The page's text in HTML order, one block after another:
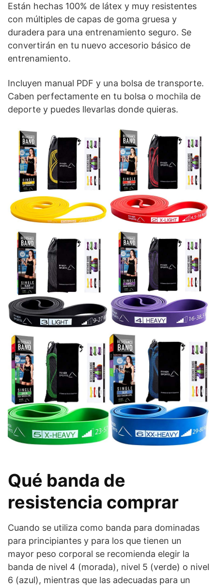
Están hechas 100% de látex y muy resistentes
con múltiples de capas de goma gruesa y
duradera para una entrenamiento seguro. Se
convertirán en tu nuevo accesorio básico de
entrenamiento.
Incluyen manual PDF y una bolsa de transporte.
Caben perfectamente en tu bolsa o mochila de
deporte y puedes llevarlas donde quieras.
Qué banda de
resistencia comprar
Cuando se utiliza como banda para dominadas
para principiantes y para los que tienen un
mayor peso corporal se recomienda elegir la
banda de nivel 4 (morada), nivel 5 (verde) o nivel
6 (azul), mientras que las adecuadas para un